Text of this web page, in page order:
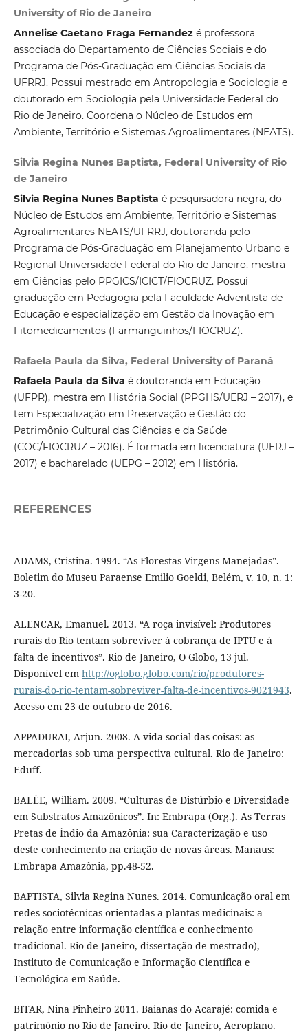
University of Rio de Janeiro
Annelise Caetano Fraga Fernandezé professora
associada do Departamento de Ciências Sociais e do
Programa de Pós-Graduação em Ciências Sociais da
UFRRJ. Possui mestrado em Antropologia e Sociologia e
doutorado em Sociologia pela Universidade Federal do
Rio de Janeiro. Coordena o Núcleo de Estudos em
Ambiente, Território e Sistemas Agroalimentares (NEATS).
Silvia Regina Nunes Baptista, Federal University of Rio
de Janeiro
Silvia Regina Nunes Baptista é pesquisadora negra, do
Núcleo de Estudos em Ambiente, Território e Sistemas
Agroalimentares NEATS/UFRRJ, doutoranda pelo
Programa de Pós-Graduação em Planejamento Urbano e
Regional Universidade Federal do Rio de Janeiro, mestra
em Ciências pelo PPGICS/ICICT/FIOCRUZ. Possui
graduação em Pedagogia pela Faculdade Adventista de
Educação e especialização em Gestão da Inovação em
Fitomedicamentos (Farmanguinhos/FIOCRUZ).
Rafaela Paula da Silva, Federal University of Paraná
Rafaela Paula da Silva é doutoranda em Educação
(UFPR), mestra em História Social (PPGHS/UERJ – 2017), e
tem Especialização em Preservação e Gestão do
Patrimônio Cultural das Ciências e da Saúde
(COC/FIOCRUZ – 2016). É formada em licenciatura (UERJ –
2017) e bacharelado (UEPG – 2012) em História.
REFERENCES
ADAMS, Cristina. 1994. “As Florestas Virgens Manejadas”.
Boletim do Museu Paraense Emilio Goeldi, Belém, v. 10, n. 1:
3-20.
ALENCAR, Emanuel. 2013. “A roça invisível: Produtores
rurais do Rio tentam sobreviver à cobrança de IPTU e à
falta de incentivos”. Rio de Janeiro, O Globo, 13 jul.
Disponível em http://oglobo.globo.com/rio/produtores-
rurais-do-rio-tentam-sobreviver-falta-de-incentivos-9021943.
Acesso em 23 de outubro de 2016.
APPADURAI, Arjun. 2008. A vida social das coisas: as
mercadorias sob uma perspectiva cultural. Rio de Janeiro:
Eduff.
BALÉE, William. 2009. “Culturas de Distúrbio e Diversidade
em Substratos Amazônicos”. In: Embrapa (Org.). As Terras
Pretas de Índio da Amazônia: sua Caracterização e uso
deste conhecimento na criação de novas áreas. Manaus:
Embrapa Amazônia, pp.48-52.
BAPTISTA, Silvia Regina Nunes. 2014. Comunicação oral em
redes sociotécnicas orientadas a plantas medicinais: a
relação entre informação científica e conhecimento
tradicional. Rio de Janeiro, dissertação de mestrado),
Instituto de Comunicação e Informação Científica e
Tecnológica em Saúde.
BITAR, Nina Pinheiro 2011. Baianas do Acarajé: comida e
patrimônio no Rio de Janeiro. Rio de Janeiro, Aeroplano.